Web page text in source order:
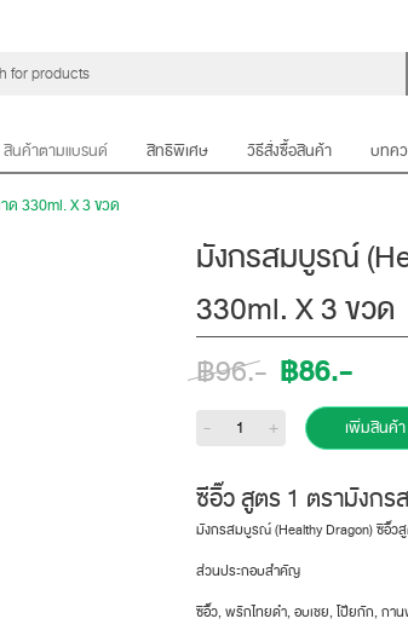
สินค้าตามแบรนด์ สิทธิพิเศษ วิธีสั่งซื้อสินค้า บทค
330ml. X 3 ขวด
มังกรสมบูรณ์
330ml. X 3 ขวด
฿96.- ฿86.-
- + เพิ่มสินค้า
ซีอิ๊ว สูตร 1 ตรามังกร
มังกรสมบูรณ์ (Healthy Dragon) ซีอิ๊ว
ส่วนประกอบสำคัญ
ซีอิ๊ว, พริกไทยดำ, อบเชย, โป๊ยกัก, ก